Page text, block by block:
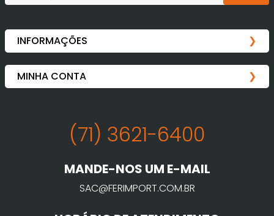
(71) 3621-6400
MANDE-NOS UM E-MAIL
SAC@FERIMPORT.COM.BR